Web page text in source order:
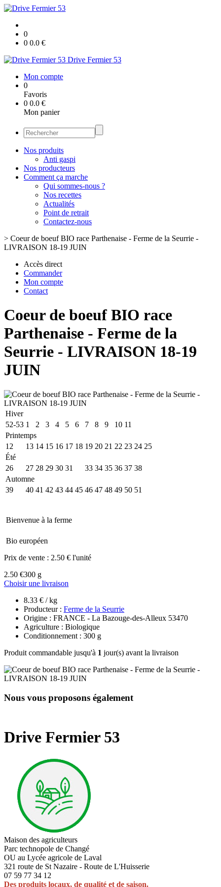
0
0 0.0 €
Drive Fermier 53
Mon compte
0
Favoris
0 0.0 €
Mon panier
Nos produits
Anti gaspi
Nos producteurs
Comment ça marche
Qui sommes-nous ?
Nos recettes
Actualités
Point de retrait
Contactez-nous
> Coeur de boeuf BIO race Parthenaise - Ferme de la Seurrie -
LIVRAISON 18-19 JUIN
Accès direct
Commander
Mon compte
Contact
Coeur de boeuf BIO race
Parthenaise - Ferme de la
Seurrie - LIVRAISON 18-19
JUIN
Hiver
52-53 1 2 3 4 5 6 7 8 9 10 11
Printemps
12
13 14 15 16 17 18 19 20 21 22 23 24 25
Été
26
27 28 29 30 31 33 34 35 36 37 38
Automne
39
40 41 42 43 44 45 46 47 48 49 50 51
Bienvenue à la ferme
Bio européen
Prix de vente : 2.50 € l'unité
2.50 €300 g
Choisir une livraison
8.33 € / kg
Producteur : Ferme de la Seurrie
Origine : FRANCE - La Bazouge-des-Alleux 53470
Agriculture : Biologique
Conditionnement : 300 g
Produit commandable jusqu'à 1 jour(s) avant la livraison
Nous vous proposons également
Drive Fermier 53
Maison des agriculteurs
Parc technopole de Changé
OU au Lycée agricole de Laval
321 route de St Nazaire - Route de L'Huisserie
07 59 77 34 12
Des produits locaux, de qualité et de saison.